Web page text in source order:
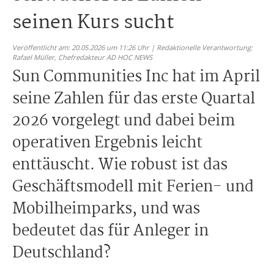
seinen Kurs sucht
Veröffentlicht am: 20.05.2026 um 11:26 Uhr | Redaktionelle Verantwortung:
Rafael Müller, Chefredakteur AD HOC NEWS
Sun Communities Inc hat im April
seine Zahlen für das erste Quartal
2026 vorgelegt und dabei beim
operativen Ergebnis leicht
enttäuscht. Wie robust ist das
Geschäftsmodell mit Ferien- und
Mobilheimparks, und was
bedeutet das für Anleger in
Deutschland?